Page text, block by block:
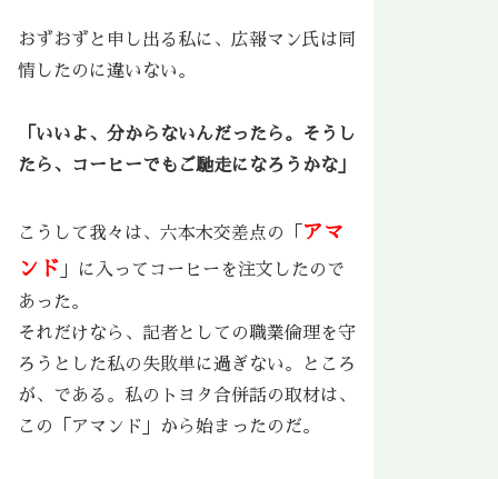
おずおずと申し出る私に、広報マン氏は同
情したのに違いない。
「いいよ、分からないんだったら。そうし
たら、コーヒーでもご馳走になろうかな」
こうして我々は、六本木交差点の「 アマ
ンド 」に入ってコーヒーを注文したので
あった。
それだけなら、記者としての職業倫理を守
ろうとした私の失敗単に過ぎない。ところ
が、である。私のトヨタ合併話の取材は、
この「アマンド」から始まったのだ。